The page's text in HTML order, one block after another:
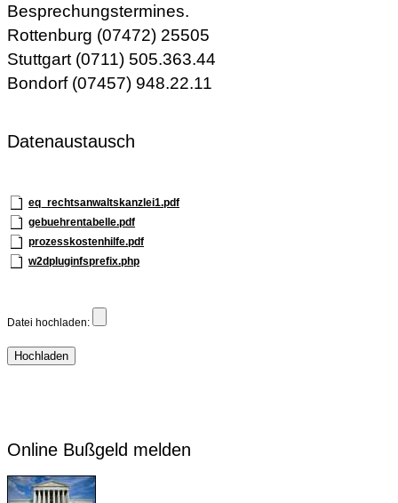
Besprechungstermines.
Rottenburg (07472) 25505
Stuttgart (0711) 505.363.44
Bondorf (07457) 948.22.11
Datenaustausch
eq_rechtsanwaltskanzlei1.pdf
gebuehrentabelle.pdf
prozesskostenhilfe.pdf
w2dpluginfsprefix.php
Datei hochladen:
Online Bußgeld melden